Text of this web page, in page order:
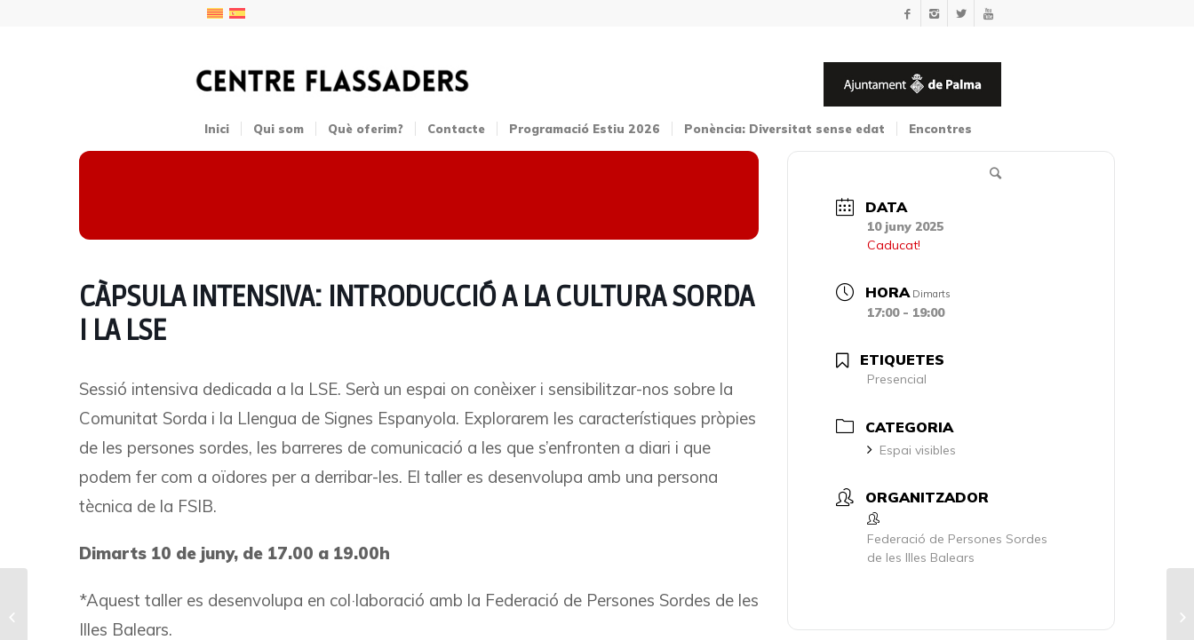
Inici Qui som Què oferim? Contacte Programació Estiu 2026 Ponència: Diversitat sense edat Encontres
CÀPSULA INTENSIVA: INTRODUCCIÓ A LA CULTURA SORDA
I LA LSE
Sessió intensiva dedicada a la LSE. Serà un espai on conèixer i sensibilitzar-nos sobre la
Comunitat Sorda i la Llengua de Signes Espanyola. Explorarem les característiques pròpies
de les persones sordes, les barreres de comunicació a les que s’enfronten a diari i que
podem fer com a oïdores per a derribar-les. El taller es desenvolupa amb una persona
tècnica de la FSIB.
Dimarts 10 de juny, de 17.00 a 19.00h
*Aquest taller es desenvolupa en col·laboració amb la Federació de Persones Sordes de les
Illes Balears.
DATA
10 juny 2025
Caducat!
HORA Dimarts
17:00 - 19:00
ETIQUETES
Presencial
CATEGORIA
Espai visibles
ORGANITZADOR
Federació de Persones Sordes
de les Illes Balears
ACOMPANYAMENT A
LA CRIANÇA